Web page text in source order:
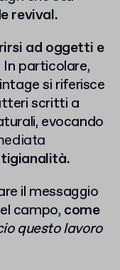
revival.
ad oggetti e
In particolare,
si riferisce
scritti a
evocando
il messaggio
campo, come
questo lavoro